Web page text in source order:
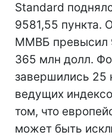
Standard
9581,55 пункта.
ММВБ превысил
365 млн долл.
завершились 25
ведущих
том, что
может быть